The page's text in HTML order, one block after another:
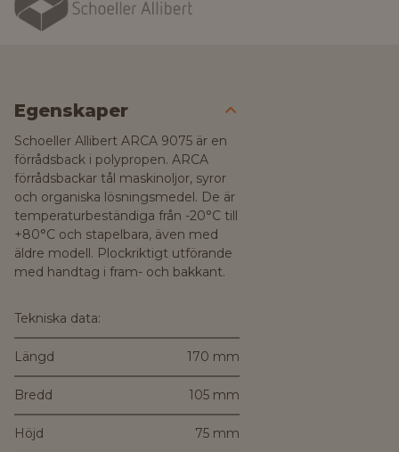
Egenskaper
Schoeller Allibert ARCA 9075 är en
förrådsback i polypropen. ARCA
förrådsbackar tål maskinoljor, syror
och organiska lösningsmedel. De är
temperaturbeständiga från -20°C till
+80°C och stapelbara, även med
äldre modell. Plockriktigt utförande
med handtag i fram- och bakkant.
Tekniska data:
Längd 170 mm
Bredd 105 mm
Höjd 75 mm